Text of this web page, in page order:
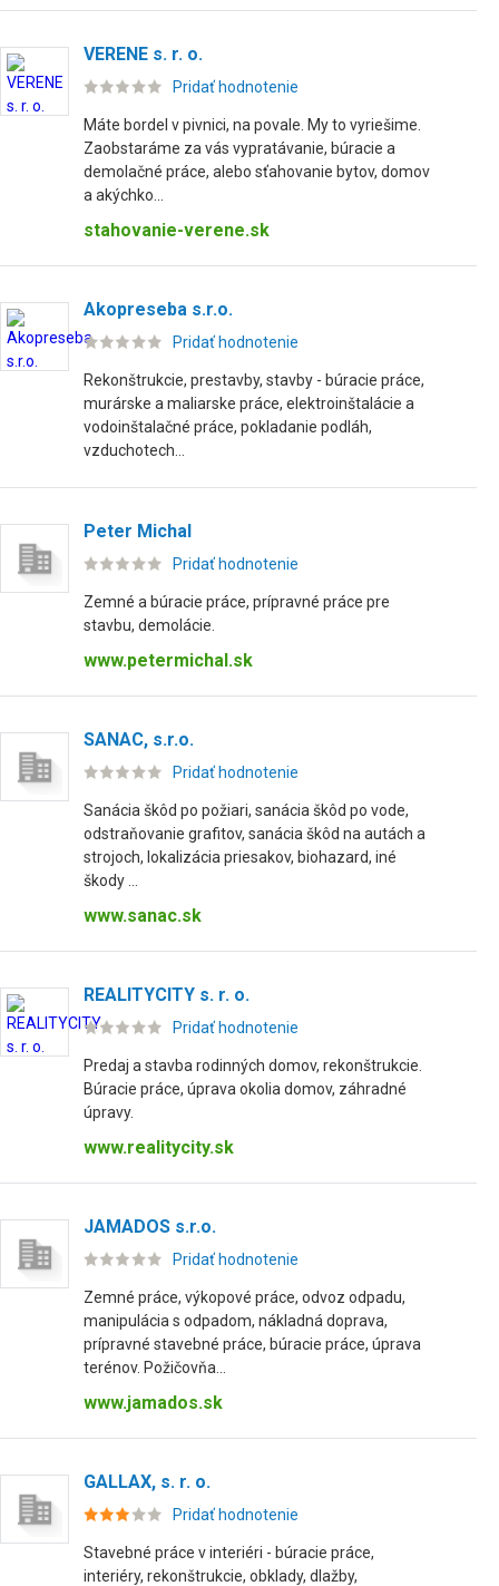
VERENE s. r. o.
Pridať hodnotenie
Máte bordel v pivnici, na povale. My to vyriešime.
Zaobstaráme za vás vypratávanie, búracie a
demolačné práce, alebo sťahovanie bytov, domov
a akýchko...
stahovanie-verene.sk
Akopreseba s.r.o.
Pridať hodnotenie
Rekonštrukcie, prestavby, stavby - búracie práce,
murárske a maliarske práce, elektroinštalácie a
vodoinštalačné práce, pokladanie podláh,
vzduchotech...
Peter Michal
Pridať hodnotenie
Zemné a búracie práce, prípravné práce pre
stavbu, demolácie.
www.petermichal.sk
SANAC, s.r.o.
Pridať hodnotenie
Sanácia škôd po požiari, sanácia škôd po vode,
odstraňovanie grafitov, sanácia škôd na autách a
strojoch, lokalizácia priesakov, biohazard, iné
škody ...
www.sanac.sk
REALITYCITY s. r. o.
Pridať hodnotenie
Predaj a stavba rodinných domov, rekonštrukcie.
Búracie práce, úprava okolia domov, záhradné
úpravy.
www.realitycity.sk
JAMADOS s.r.o.
Pridať hodnotenie
Zemné práce, výkopové práce, odvoz odpadu,
manipulácia s odpadom, nákladná doprava,
prípravné stavebné práce, búracie práce, úprava
terénov. Požičovňa...
www.jamados.sk
GALLAX, s. r. o.
Pridať hodnotenie
Stavebné práce v interiéri - búracie práce,
interiéry, rekonštrukcie, obklady, dlažby,